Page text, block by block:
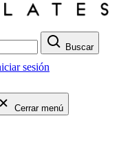
Buscar
sesión
Cerrar menú